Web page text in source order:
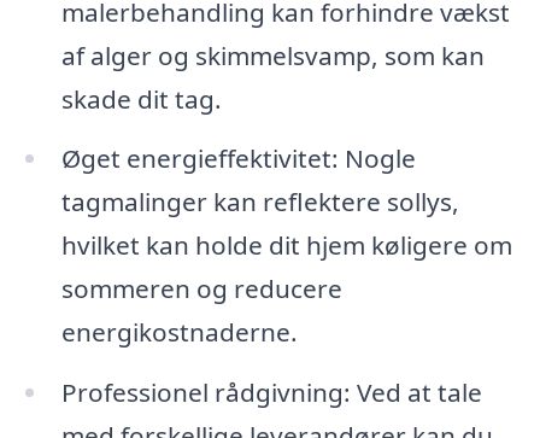
malerbehandling kan forhindre vækst
af alger og skimmelsvamp, som kan
skade dit tag.
Øget energieffektivitet: Nogle
tagmalinger kan reflektere sollys,
hvilket kan holde dit hjem køligere om
sommeren og reducere
energikostnaderne.
Professionel rådgivning: Ved at tale